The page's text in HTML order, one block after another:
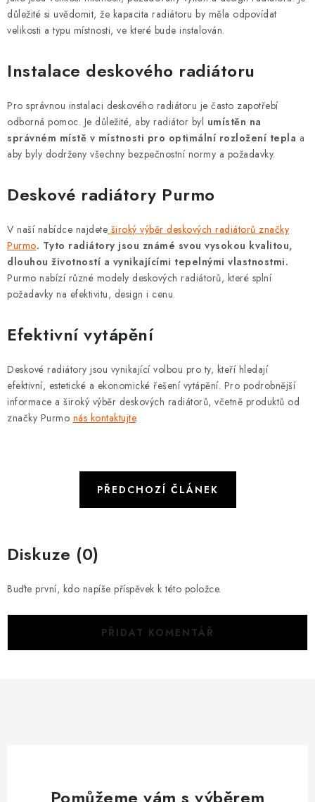
TOPENÁŘSKÁ AKADEMIE
OBCHODNÍ PODMÍNKY
O NÁS
🚚 STAV OBJEDNÁVKY
DOPRAVA A PLATBA
VRÁCENÍ ZBOŽÍ A REKLAMACE
MOJE OBJEDNÁVKA
ZNAČKY
Hodnocení obchodu 🚚 Stav objednávky
Podmínky ochrany osobních údajů
důležité si uvědomit, že kapacita radiátoru by měla odpovídat
velikosti a typu místnosti, ve které bude instalován.
Instalace deskového radiátoru
Pro správnou instalaci deskového radiátoru je často zapotřebí
odborná pomoc. Je důležité, aby radiátor byl umístěn na
správném místě v místnosti pro optimální rozložení tepla a
aby byly dodrženy všechny bezpečnostní normy a požadavky.
Deskové radiátory Purmo
V naší nabídce najdete široký výběr deskových radiátorů značky
Purmo. Tyto radiátory jsou známé svou vysokou kvalitou,
dlouhou životností a vynikajícími tepelnými vlastnostmi.
Purmo nabízí různé modely deskových radiátorů, které splní
požadavky na efektivitu, design i cenu.
Efektivní vytápění
Deskové radiátory jsou vynikající volbou pro ty, kteří hledají
efektivní, estetické a ekonomické řešení vytápění. Pro podrobnější
informace a široký výběr deskových radiátorů, včetně produktů od
značky Purmo nás kontaktujte.
PŘEDCHOZÍ ČLÁNEK
Diskuze (0)
Buďte první, kdo napíše příspěvek k této položce.
PŘIDAT KOMENTÁŘ